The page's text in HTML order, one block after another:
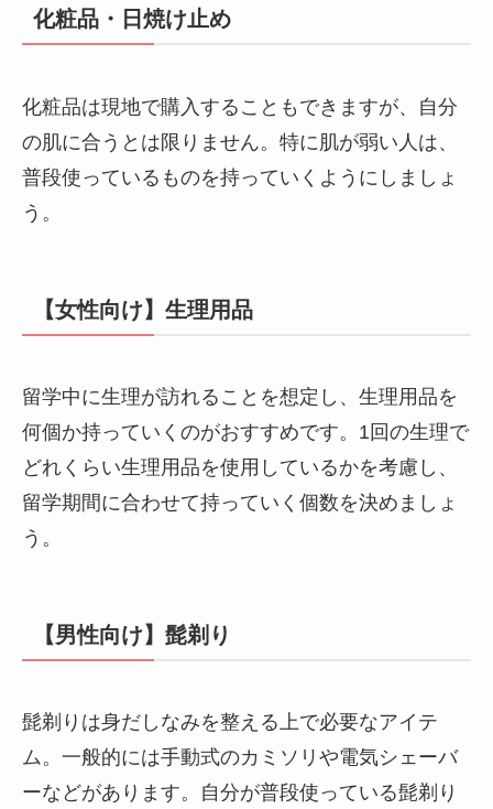
化粧品・日焼け止め
化粧品は現地で購入することもできますが、自分
の肌に合うとは限りません。特に肌が弱い人は、
普段使っているものを持っていくようにしましょ
う。
【女性向け】生理用品
留学中に生理が訪れることを想定し、生理用品を
何個か持っていくのがおすすめです。1回の生理で
どれくらい生理用品を使用しているかを考慮し、
留学期間に合わせて持っていく個数を決めましょ
う。
【男性向け】髭剃り
髭剃りは身だしなみを整える上で必要なアイテ
ム。一般的には手動式のカミソリや電気シェーバ
ーなどがあります。自分が普段使っている髭剃り